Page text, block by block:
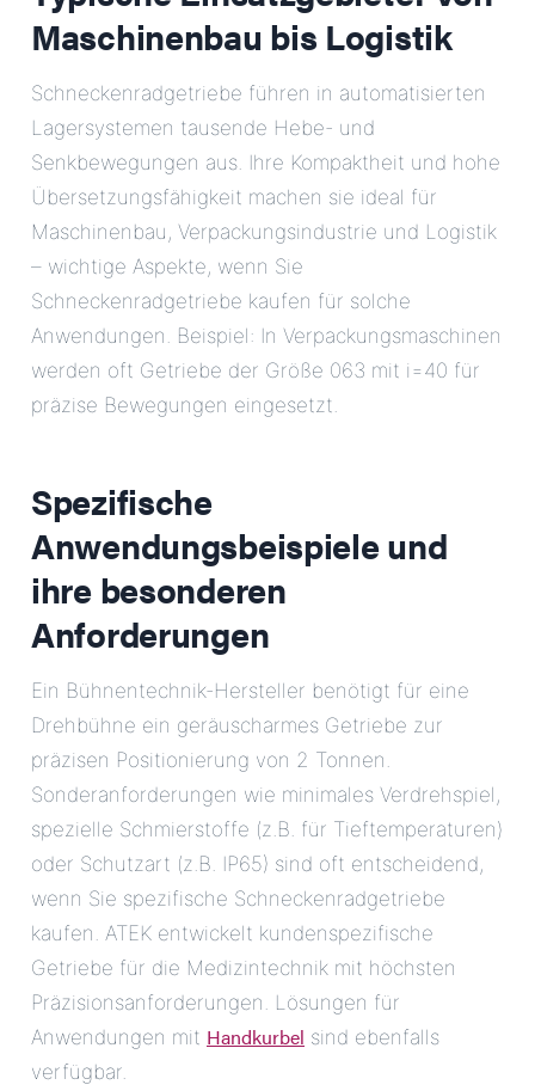
Maschinenbau bis Logistik
Schneckenradgetriebe führen in automatisierten
Lagersystemen tausende Hebe- und
Senkbewegungen aus. Ihre Kompaktheit und hohe
Übersetzungsfähigkeit machen sie ideal für
Maschinenbau, Verpackungsindustrie und Logistik
– wichtige Aspekte, wenn Sie
Schneckenradgetriebe kaufen für solche
Anwendungen. Beispiel: In Verpackungsmaschinen
werden oft Getriebe der Größe 063 mit i=40 für
präzise Bewegungen eingesetzt.
Spezifische
Anwendungsbeispiele und
ihre besonderen
Anforderungen
Ein Bühnentechnik-Hersteller benötigt für eine
Drehbühne ein geräuscharmes Getriebe zur
präzisen Positionierung von 2 Tonnen.
Sonderanforderungen wie minimales Verdrehspiel,
spezielle Schmierstoffe (z.B. für Tieftemperaturen)
oder Schutzart (z.B. IP65) sind oft entscheidend,
wenn Sie spezifische Schneckenradgetriebe
kaufen. ATEK entwickelt kundenspezifische
Getriebe für die Medizintechnik mit höchsten
Präzisionsanforderungen. Lösungen für
Anwendungen mit Handkurbel sind ebenfalls
verfügbar.